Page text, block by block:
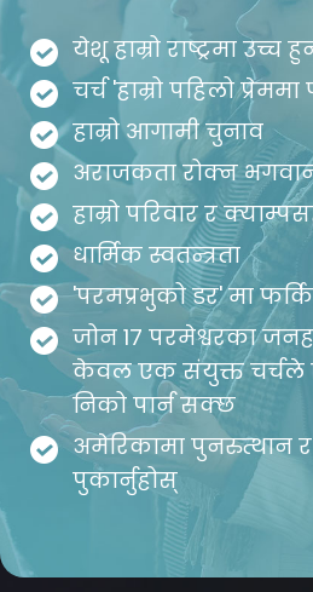
येशू हाम्रो राष्ट्रमा उच्च
चर्च 'हाम्रो पहिलो
हाम्रो आगामी चुनाव
अराजकता रोक्न
हाम्रो परिवार र
धार्मिक स्वतन्त्रता
'परमप्रभुको डर' मा
जोन 17 परमेश्वरका
केवल एक संयुक्त चर्चले
निको पार्न सक्छ
अमेरिकामा पुनरुत्थान
पुकार्नुहोस्